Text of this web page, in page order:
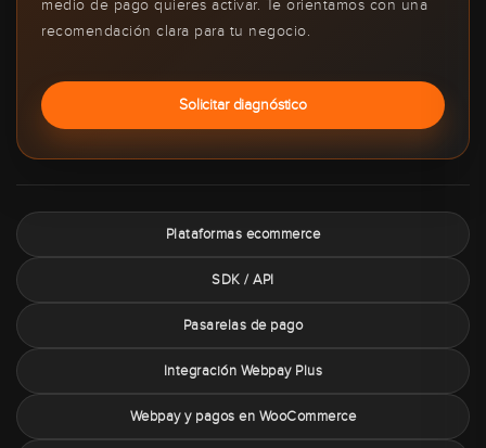
medio de pago quieres activar. Te orientamos con una
recomendación clara para tu negocio.
Solicitar diagnóstico
Plataformas ecommerce
SDK / API
Pasarelas de pago
Integración Webpay Plus
Webpay y pagos en WooCommerce